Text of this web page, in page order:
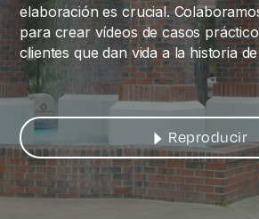
elaboración es crucial.
para crear vídeos de casos
clientes que dan vida a la historia
Reproducir